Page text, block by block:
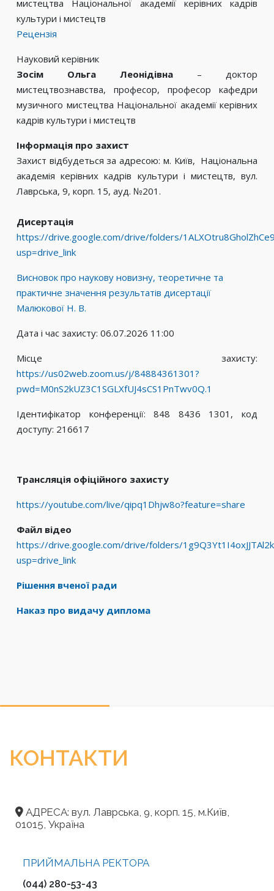
мистецтва Національної академії керівних кадрів
культури і мистецтв
Рецензія
Науковий керівник
Зосім Ольга Леонідівна – доктор
мистецтвознавства, професор, професор кафедри
музичного мистецтва Національної академії керівних
кадрів культури і мистецтв
Інформація про захист
Захист відбудеться за адресою: м. Київ, Національна
академія керівних кадрів культури і мистецтв, вул.
Лаврська, 9, корп. 15, ауд. №201.
Дисертація
https://drive.google.com/drive/folders/
usp=drive_link
Висновок про наукову новизну, теоретичне та
практичне значення результатів дисертації
Малюкової Н. В.
Дата і час захисту: 06.07.2026 11:00
Місце захисту:
https://us02web.zoom.us/j/84884361301?
pwd=M0nS2kUZ3C1SGLXfUJ4sCS1PnTwv0Q.1
Ідентифікатор конференції: 848 8436 1301, код
доступу: 216617
Трансляція офіційного захисту
https://youtube.com/live/qipq1Dhjw8o?feature=share
Файл відео
https://drive.google.com/drive/folders/
usp=drive_link
Рішення вченої ради
Наказ про видачу диплома
КОНТАКТИ
АДРЕСА: вул. Лаврська, 9, корп. 15, м.Київ,
01015, Україна
ПРИЙМАЛЬНА РЕКТОРА
(044) 280-53-43